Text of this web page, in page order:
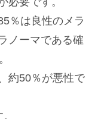
％は良性のメラ
ノーマである確
約50％が悪性で